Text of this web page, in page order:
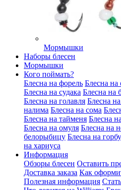
Мормышки
Наборы блесен
Мормышки
Кого поймать?
Блесна на форель Блесна на
Блесна на судака Блесна на
Блесна на голавля Блесна
налима Блесна на сома
Блесна на тайменя Блесна
Блесна на омуля Блесна на
белорыбицу Блесна на
на хариуса
Информация
Обзоры блесен Оставить
Доставка заказа Как
Полезная информация